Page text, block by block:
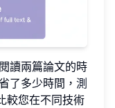
讀兩篇論文的時
了多少時間， 測
較您在不同技術